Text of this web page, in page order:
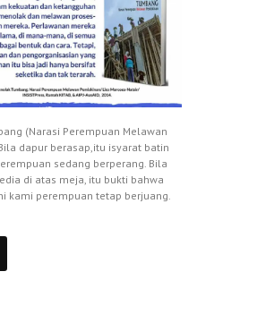
(Narasi Perempuan Melawan
dapur berasap,itu isyarat batin
sedang berperang. Bila
di atas meja, itu bukti bahwa
kami perempuan tetap berjuang.